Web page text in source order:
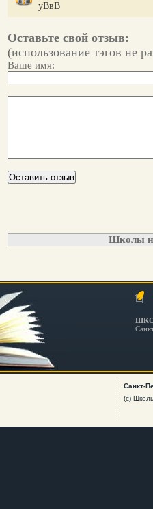
уВвВ
Оставьте свой отзыв:
(использование тэгов не
Ваше имя:
Школы
Санкт-
(c)